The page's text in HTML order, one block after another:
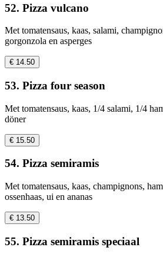
52. Pizza vulcano
Met tomatensaus, kaas, salami,
gorgonzola en asperges
€ 14.50
53. Pizza four season
Met tomatensaus, kaas, 1/4 salami, 1/4
döner
€ 15.50
54. Pizza semiramis
Met tomatensaus, kaas, champignons,
ossenhaas, ui en ananas
€ 13.50
55. Pizza semiramis speciaal